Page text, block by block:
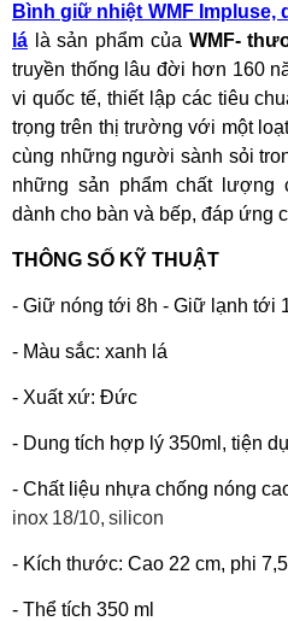
Bình giữ nhiệt WMF Impluse,
lá là sản phẩm của WMF-
truyền thống lâu đời hơn 160
vi quốc tế, thiết lập các tiêu
trọng trên thị trường với một
cùng những người sành sỏi
những sản phẩm chất lượng
dành cho bàn và bếp, đáp ứng
THÔNG SỐ KỸ THUẬT
- Giữ nóng tới 8h - Giữ lạnh tới
- Màu sắc: xanh lá
- Xuất xứ: Đức
- Dung tích hợp lý 350ml, tiện
- Chất liệu nhựa chống nóng
inox 18/10, silicon
- Kích thước: Cao 22 cm, phi
- Thể tích 350 ml